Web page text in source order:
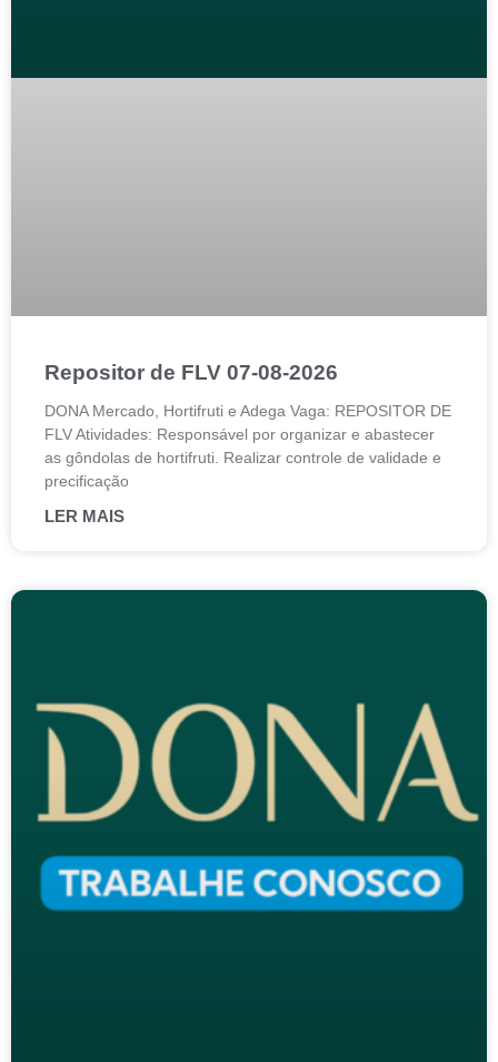
Repositor de FLV 07-08-2026
DONA Mercado, Hortifruti e Adega Vaga: REPOSITOR DE
FLV Atividades: Responsável por organizar e abastecer
as gôndolas de hortifruti. Realizar controle de validade e
precificação
LER MAIS